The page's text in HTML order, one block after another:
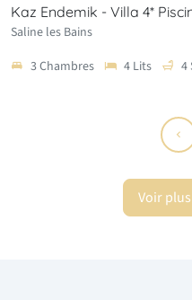
Kaz Trou d'Eau - Haut de
Saline les Bains
3 Chambres
4 Lits 1
Voir